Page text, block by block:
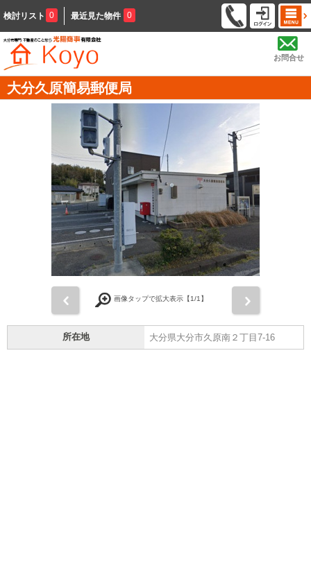
検討リスト 0 最近見た物件 0
お問合せ
大分久原簡易郵便局
画像タップで拡大表示【1/1】
所在地 大分県大分市久原南２丁目7-16